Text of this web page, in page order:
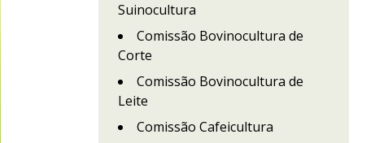
Suinocultura
Comissão Bovinocultura de
Corte
Comissão Bovinocultura de
Leite
Comissão Cafeicultura